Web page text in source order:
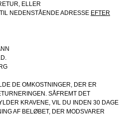
ELLER
NEDENSTÅENDE ADRESSE EFTER
DE OMKOSTNINGER, DER ER
SÅFREMT DET
KRAVENE, VIL DU INDEN 30 DAGE
AF BELØBET, DER MODSVARER